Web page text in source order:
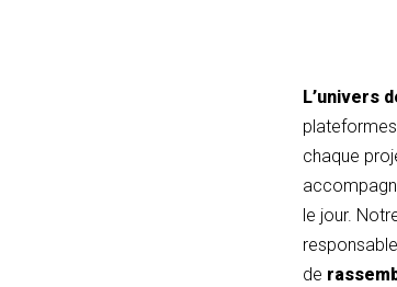
L’univers
chaque
le jour.
de